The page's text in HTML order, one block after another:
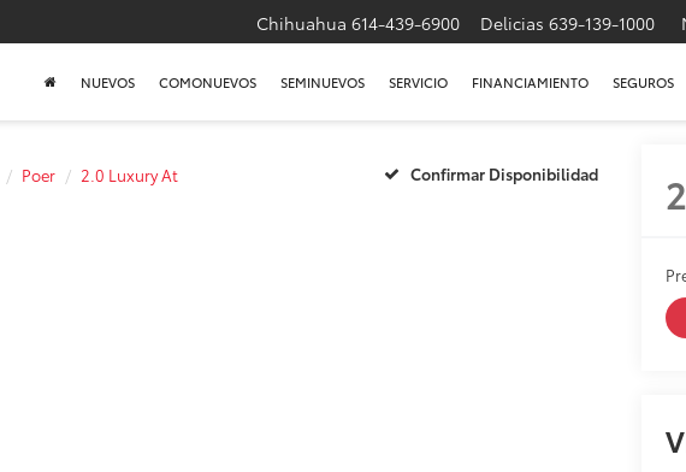
Chihuahua 614-439-6900 Delicias 639-139-1000
NUEVOS COMONUEVOS SEMINUEVOS SERVICIO FINANCIAMIENTO SEGUROS
Poer 2.0 Luxury At Confirmar Disponibilidad